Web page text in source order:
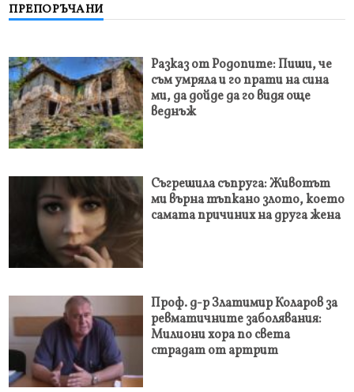
ПРЕПОРЪЧАНИ
Разказ от Родопите: Пиши, че
съм умряла и го прати на сина
ми, да дойде да го видя още
веднъж
Съгрешила съпруга: Животът
ми върна тъпкано злото, което
самата причиних на друга жена
Проф. д-р Златимир Коларов за
ревматичните заболявания:
Милиони хора по света
страдат от артрит